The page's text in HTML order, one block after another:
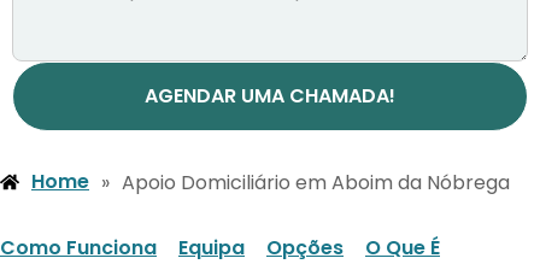
AGENDAR UMA CHAMADA!
Home » Apoio Domiciliário em Aboim da Nóbrega
Como Funciona Equipa Opções
O Que É